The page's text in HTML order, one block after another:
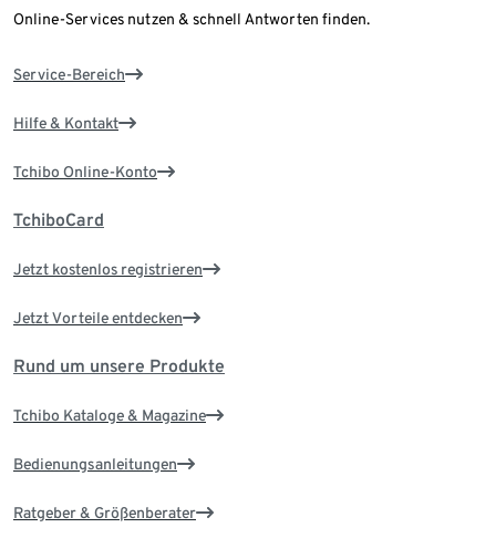
Online-Services nutzen & schnell Antworten finden.
Service-Bereich
Hilfe & Kontakt
Tchibo Online-Konto
TchiboCard
Jetzt kostenlos registrieren
Jetzt Vorteile entdecken
Rund um unsere Produkte
Tchibo Kataloge & Magazine
Bedienungsanleitungen
Ratgeber & Größenberater